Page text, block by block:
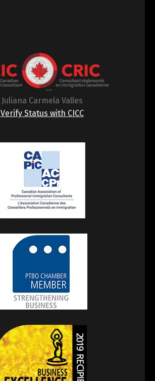
Juliana Carmela Valles
Verify Status with CICC